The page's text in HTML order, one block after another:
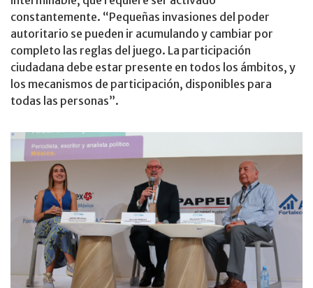
constantemente. “Pequeñas invasiones del poder
autoritario se pueden ir acumulando y cambiar por
completo las reglas del juego. La participación
ciudadana debe estar presente en todos los ámbitos, y
los mecanismos de participación, disponibles para
todas las personas”.